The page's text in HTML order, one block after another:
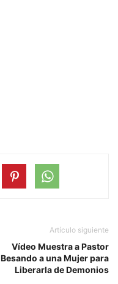
Artículo siguiente
Vídeo Muestra a Pastor
Besando a una Mujer para
Liberarla de Demonios